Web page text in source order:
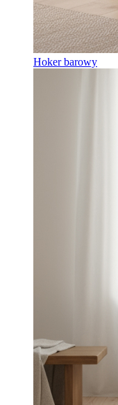
Hoker barowy